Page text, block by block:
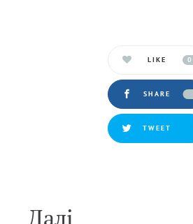
LIKE 0
SHARE
TWEET
Далi